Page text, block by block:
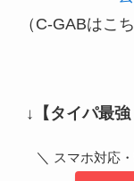
（C-GABはこ
↓ 【タイパ最
＼ スマホ対応・